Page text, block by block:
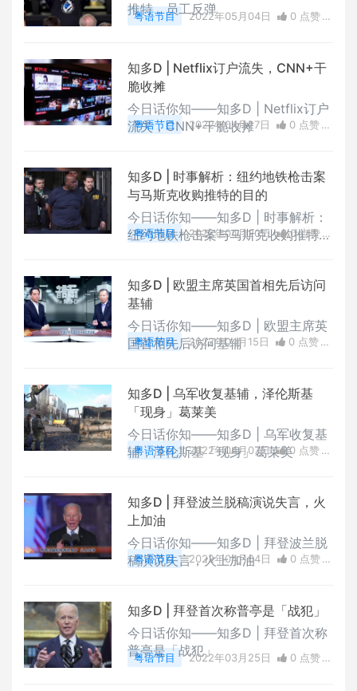
推特，员工反弹
粤语节目 2022年05月04日
0 点赞
知多D | Netflix订户流失，CNN+干
脆收摊
今日话你知——知多D | Netflix订户
流失，CNN+干脆收摊
粤语节目 2022年04月27日
0 点赞
知多D | 时事解析：纽约地铁枪击案
与马斯克收购推特的目的
今日话你知——知多D | 时事解析：
纽约地铁枪击案与马斯克收购推特的
粤语节目 2022年04月20日
0 点赞
知多D | 欧盟主席英国首相先后访问
基辅
今日话你知——知多D | 欧盟主席英
国首相先后访问基辅
粤语节目 2022年04月15日
0 点赞
知多D | 乌军收复基辅，泽伦斯基
「现身」葛莱美
今日话你知——知多D | 乌军收复基
辅，泽伦斯基「现身」葛莱美
粤语节目 2022年04月07日
0 点赞
知多D | 拜登波兰脱稿演说失言，火
上加油
今日话你知——知多D | 拜登波兰脱
稿演说失言，火上加油
粤语节目 2022年04月04日
0 点赞
知多D | 拜登首次称普亭是「战犯」
今日话你知——知多D | 拜登首次称
普亭是「战犯」
粤语节目 2022年03月25日
0 点赞